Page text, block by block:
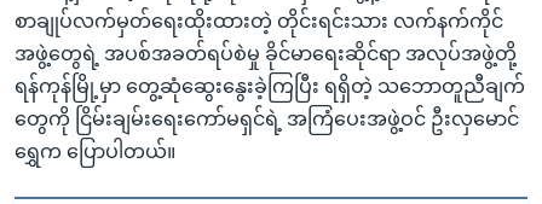
စာချုပ်လက်မှတ်ရေးထိုးထားတဲ့ တိုင်းရင်းသား လက်နက်ကိုင်
အဖွဲ့တွေရဲ့ အပစ်အခတ်ရပ်စဲမှု ခိုင်မာရေးဆိုင်ရာ အလုပ်အဖွဲ့တို့
ရန်ကုန်မြို့မှာ တွေ့ဆုံဆွေးနွေးခဲ့ကြပြီး ရရှိတဲ့ သဘောတူညီချက်
တွေကို ငြိမ်းချမ်းရေးကော်မရှင်ရဲ့ အကြံပေးအဖွဲ့ဝင် ဦးလှမောင်
ရွှေက ပြောပါတယ်။